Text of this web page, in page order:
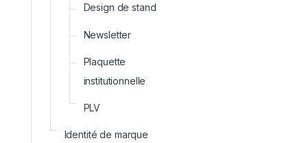
Design de stand
Newsletter
Plaquette
institutionnelle
PLV
Identité de marque